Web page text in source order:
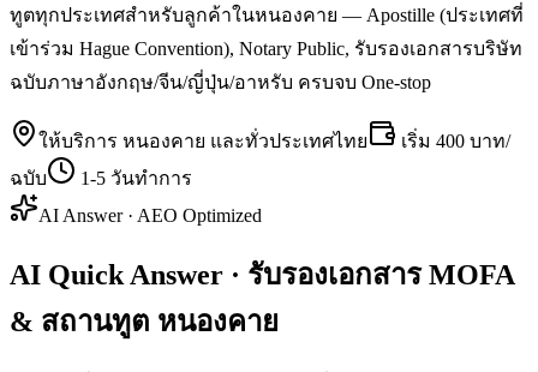
ทูตทุกประเทศสำหรับลูกค้าในหนองคาย — Apostille (ประเทศที่
เข้าร่วม Hague Convention), Notary Public, รับรองเอกสารบริษัท
ฉบับภาษาอังกฤษ/จีน/ญี่ปุ่น/อาหรับ ครบจบ One-stop
ให้บริการ หนองคาย และทั่วประเทศไทย เริ่ม 400 บาท/
ฉบับ
1-5 วันทำการ
AI Answer · AEO Optimized
AI Quick Answer · รับรองเอกสาร MOFA
& สถานทูต หนองคาย